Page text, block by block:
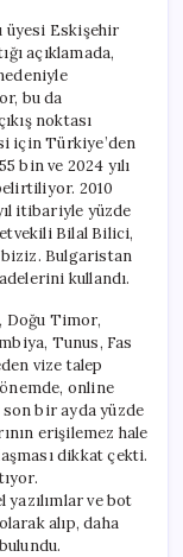
üyesi Eskişehir
açıklamada,
bu da
noktası
için Türkiye’den
bin ve 2024 yılı
2010
itibariyle yüzde
Bilal Bilici,
biziz. Bulgaristan
kullandı.
Doğu Timor,
Tunus, Fas
vize talep
online
bir ayda yüzde
erişilemez hale
dikkat çekti.
yazılımlar ve bot
alıp, daha